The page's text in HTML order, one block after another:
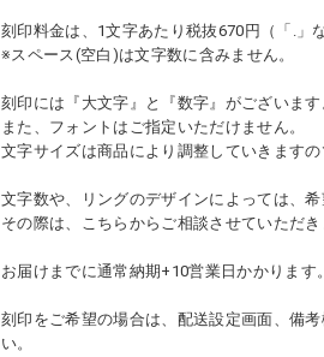
刻印料金は、1文字あたり税抜670円（「.」
※スペース(空白)は文字数に含みません。
刻印には『大文字』と『数字』がございます
また、フォントはご指定いただけません。
文字サイズは商品により調整していきますの
文字数や、リングのデザインによっては、
その際は、こちらからご相談させていただき
お届けまでに通常納期+10営業日かかります。
刻印をご希望の場合は、配送設定画面、備
い。